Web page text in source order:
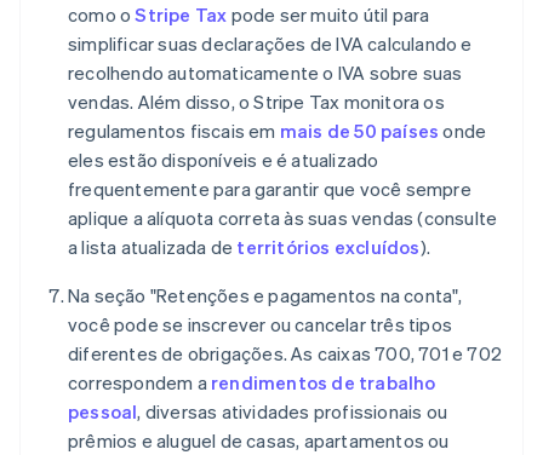
como oStripe Tax pode ser muito útil para
simplificar suas declarações de IVA calculando e
recolhendo automaticamente o IVA sobre suas
vendas. Além disso, o Stripe Tax monitora os
regulamentos fiscais em mais de 50 países onde
eles estão disponíveis e é atualizado
frequentemente para garantir que você sempre
aplique a alíquota correta às suas vendas (consulte
a lista atualizada de territórios excluídos).
Na seção "Retenções e pagamentos na conta",
você pode se inscrever ou cancelar três tipos
diferentes de obrigações. As caixas 700, 701 e 702
correspondem a rendimentos de trabalho
pessoal, diversas atividades profissionais ou
prêmios e aluguel de casas, apartamentos ou